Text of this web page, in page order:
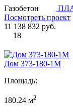
Газобетон
Посмотреть проект
11 138 832 руб.
18
Дом 373-180-1М
Площадь:
180.24 м2